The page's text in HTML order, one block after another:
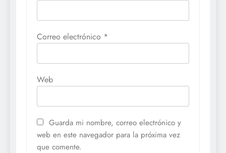
Correo electrónico *
Web
Guarda mi nombre, correo electrónico y
web en este navegador para la próxima vez
que comente.